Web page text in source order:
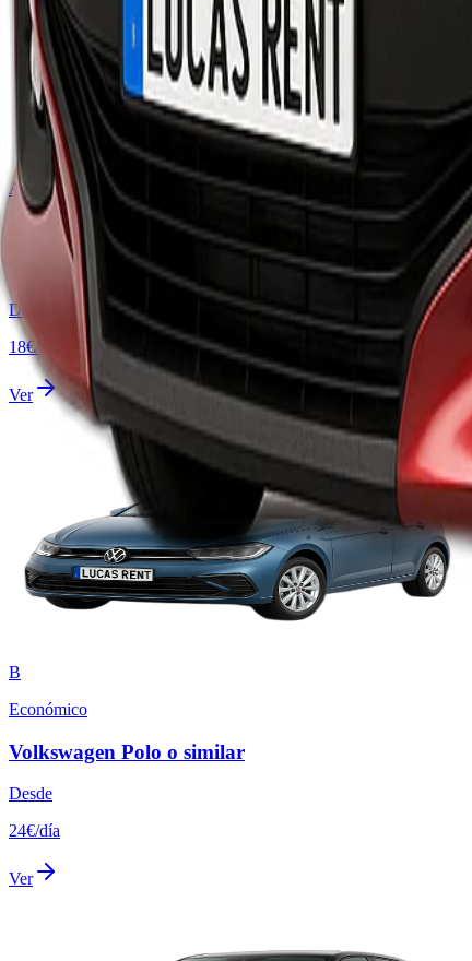
A
Toyota Aygo o similar
Desde
18€/día
Ver
B
Económico
Volkswagen Polo o similar
Desde
24€/día
Ver